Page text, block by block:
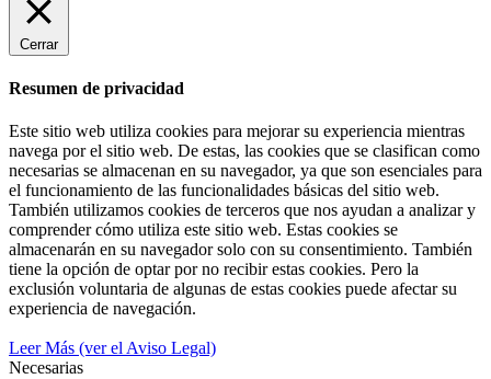
Cerrar
Resumen de privacidad
Este sitio web utiliza cookies para mejorar su experiencia mientras
navega por el sitio web. De estas, las cookies que se clasifican como
necesarias se almacenan en su navegador, ya que son esenciales para
el funcionamiento de las funcionalidades básicas del sitio web.
También utilizamos cookies de terceros que nos ayudan a analizar y
comprender cómo utiliza este sitio web. Estas cookies se
almacenarán en su navegador solo con su consentimiento. También
tiene la opción de optar por no recibir estas cookies. Pero la
exclusión voluntaria de algunas de estas cookies puede afectar su
experiencia de navegación.
Leer Más (ver el Aviso Legal)
Necesarias